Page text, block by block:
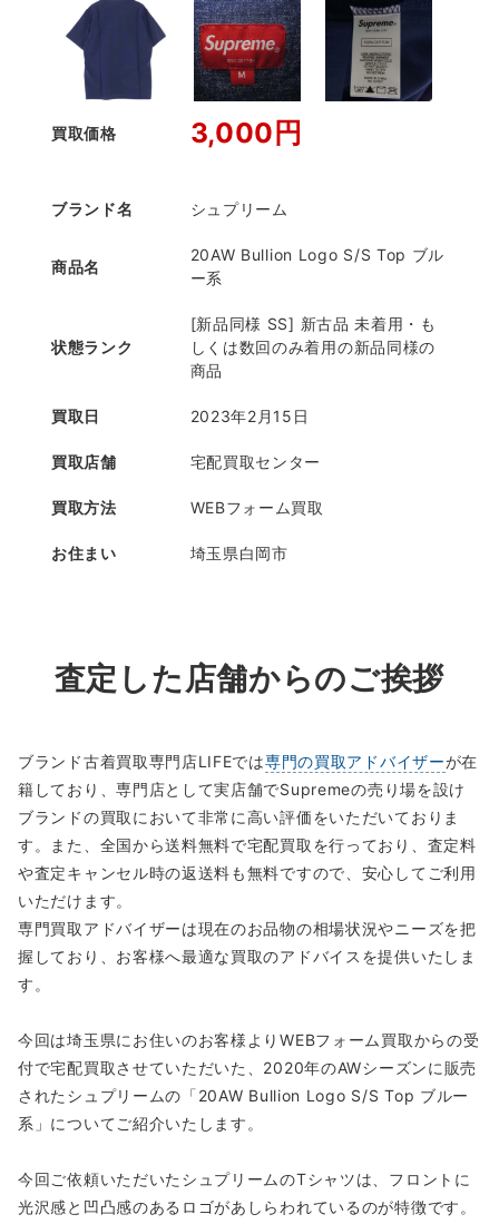
買取価格 3,000円
ブランド名 シュプリーム
商品名
20AW Bullion Logo S/S Top ブル
ー系
状態ランク
[新品同様 SS] 新古品 未着用・も
しくは数回のみ着用の新品同様の
商品
買取日 2023年2月15日
買取店舗 宅配買取センター
買取方法 WEBフォーム買取
お住まい 埼玉県白岡市
査定した店舗からのご挨拶
ブランド古着買取専門店LIFEでは専門の買取アドバイザーが在
籍しており、専門店として実店舗でSupremeの売り場を設け
ブランドの買取において非常に高い評価をいただいておりま
す。また、全国から送料無料で宅配買取を行っており、査定料
や査定キャンセル時の返送料も無料ですので、安心してご利用
いただけます。
専門買取アドバイザーは現在のお品物の相場状況やニーズを把
握しており、お客様へ最適な買取のアドバイスを提供いたしま
す。
今回は埼玉県にお住いのお客様よりWEBフォーム買取からの受
付で宅配買取させていただいた、2020年のAWシーズンに販売
されたシュプリームの「20AW Bullion Logo S/S Top ブルー
系」についてご紹介いたします。
今回ご依頼いただいたシュプリームのTシャツは、フロントに
光沢感と凹凸感のあるロゴがあしらわれているのが特徴です。